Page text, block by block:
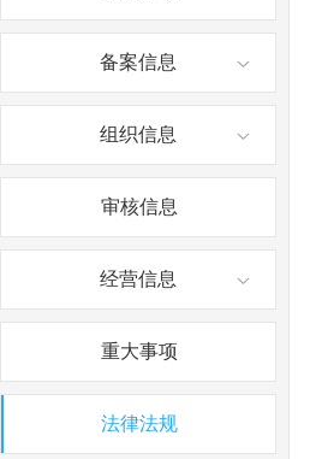
备案信息
组织信息
审核信息
经营信息
重大事项
法律法规